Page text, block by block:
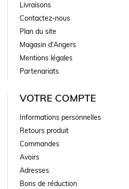
Livraisons
Contactez-nous
Plan du site
Magasin d'Angers
Mentions légales
Partenariats
VOTRE COMPTE
Informations personnelles
Retours produit
Commandes
Avoirs
Adresses
Bons de réduction